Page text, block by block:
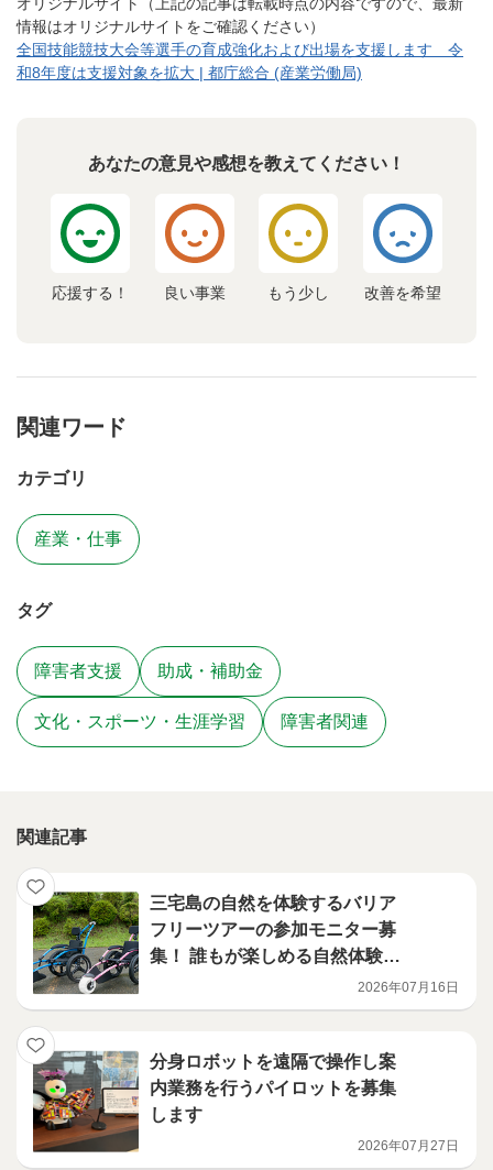
情報はオリジナルサイトをご確認ください）
全国技能競技大会等選手の育成強化および出場を支援します 令
和8年度は支援対象を拡大 | 都庁総合 (産業労働局)
あなたの意見や感想を教えてください！
応援する！ 良い事業 もう少し 改善を希望
関連ワード
カテゴリ
産業・仕事
タグ
障害者支援 助成・補助金
文化・スポーツ・生涯学習 障害者関連
関連記事
三宅島の自然を体験するバリア
フリーツアーの参加モニター募
集！ 誰もが楽しめる自然体験型
2026年07月16日
分身ロボットを遠隔で操作し案
内業務を行うパイロットを募集
します
2026年07月27日